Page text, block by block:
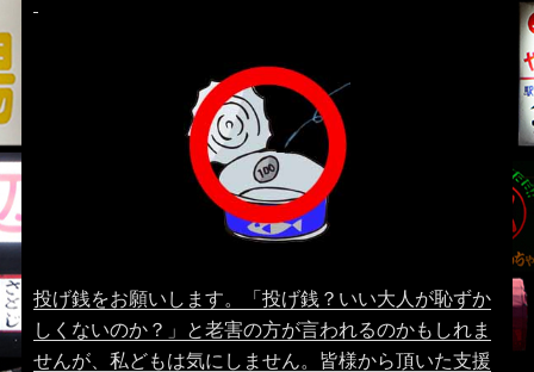
投げ銭をお願いします。「投げ銭？いい大人が恥ずか
しくないのか？」と老害の方が言われるのかもしれま
せんが、私どもは気にしません。皆様から頂いた支援